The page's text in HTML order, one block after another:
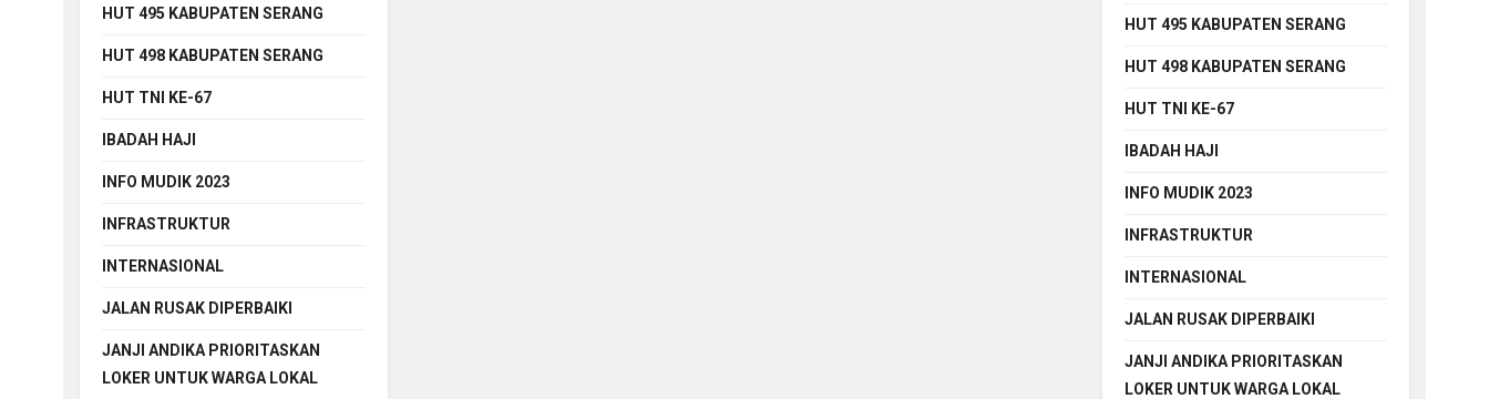
HUT 495 KABUPATEN SERANG
HUT 498 KABUPATEN SERANG
HUT TNI KE-67
IBADAH HAJI
INFO MUDIK 2023
INFRASTRUKTUR
INTERNASIONAL
JALAN RUSAK DIPERBAIKI
JANJI ANDIKA PRIORITASKAN
LOKER UNTUK WARGA LOKAL
HUT 495 KABUPATEN SERANG
HUT 498 KABUPATEN SERANG
HUT TNI KE-67
IBADAH HAJI
INFO MUDIK 2023
INFRASTRUKTUR
INTERNASIONAL
JALAN RUSAK DIPERBAIKI
JANJI ANDIKA PRIORITASKAN
LOKER UNTUK WARGA LOKAL